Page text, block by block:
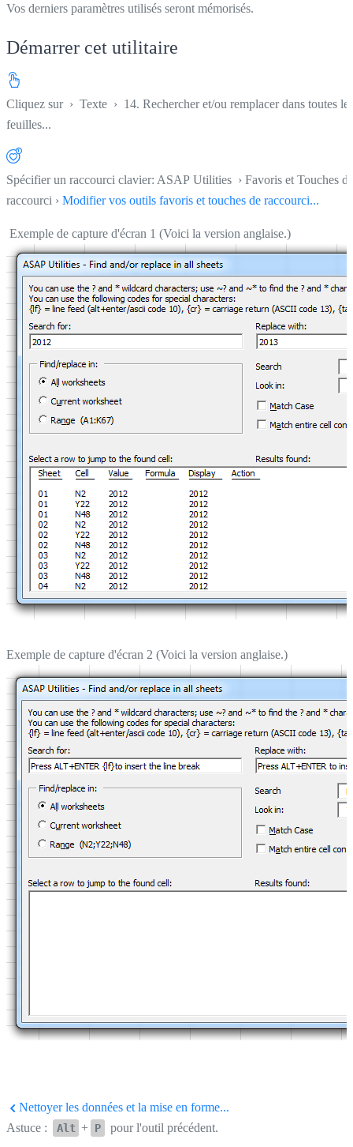
Vos derniers paramètres utilisés seront mémorisés.
Démarrer cet utilitaire
Cliquez sur › Texte › 14. Rechercher et/ou remplacer dans toutes les
feuilles...
Spécifier un raccourci clavier: ASAP Utilities › Favoris et Touches de
raccourci › Modifier vos outils favoris et touches de raccourci...
Exemple de capture d'écran 1 (Voici la version anglaise.)
Exemple de capture d'écran 2 (Voici la version anglaise.)
Nettoyer les données et la mise en forme...
Astuce :
Alt + P pour l'outil précédent.